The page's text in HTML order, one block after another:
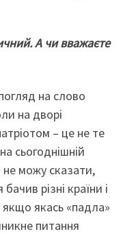
А чи вважаєте
на слово
на дворі
– це не те
сьогоднішній
можу сказати,
різні країни і
якась «падла»
питання